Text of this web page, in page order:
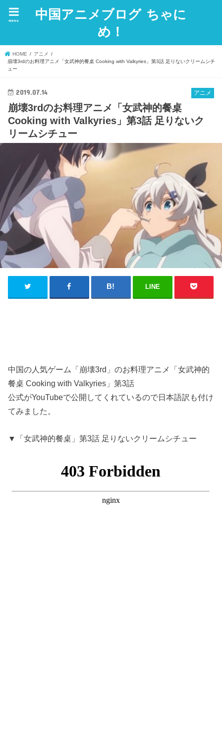
中国アニメブログ ちゃに
め！
menu
HOME
アニメ
崩壊3rdのお料理アニメ「女武神的餐桌 Cooking with Valkyries」第3話 足りないクリームシチ
ュー
アニメ
2019.07.14
崩壊3rdのお料理アニメ「女武神的餐桌
Cooking with Valkyries」第3話 足りないク
リームシチュー
LINE
中国の人気ゲーム「崩壊3rd」のお料理アニメ「女武神的
餐桌 Cooking with Valkyries」第3話
公式がYouTubeで公開してくれているので日本語訳も付け
てみました。
▼「女武神的餐桌」第3話 足りないクリームシチュー